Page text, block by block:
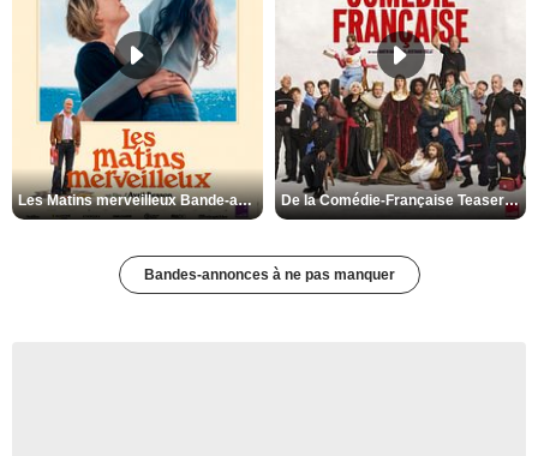
Les Matins merveilleux Bande-annonce VF De la Comédie-Française Teaser VF
Bandes-annonces à ne pas manquer